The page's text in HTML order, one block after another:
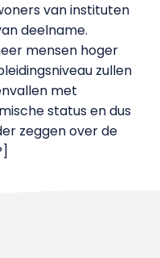
van instituten
deelname.
mensen hoger
zullen
met
status en dus
zeggen over de